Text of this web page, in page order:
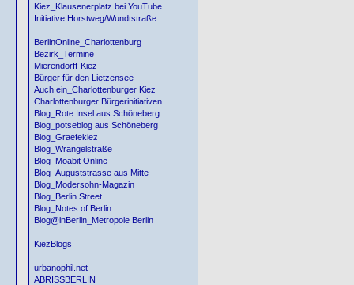
Kiez_Klausenerplatz bei YouTube
Initiative Horstweg/Wundtstraße
BerlinOnline_Charlottenburg
Bezirk_Termine
Mierendorff-Kiez
Bürger für den Lietzensee
Auch ein_Charlottenburger Kiez
Charlottenburger Bürgerinitiativen
Blog_Rote Insel aus Schöneberg
Blog_potseblog aus Schöneberg
Blog_Graefekiez
Blog_Wrangelstraße
Blog_Moabit Online
Blog_Auguststrasse aus Mitte
Blog_Modersohn-Magazin
Blog_Berlin Street
Blog_Notes of Berlin
Blog@inBerlin_Metropole Berlin
KiezBlogs
urbanophil.net
ABRISSBERLIN